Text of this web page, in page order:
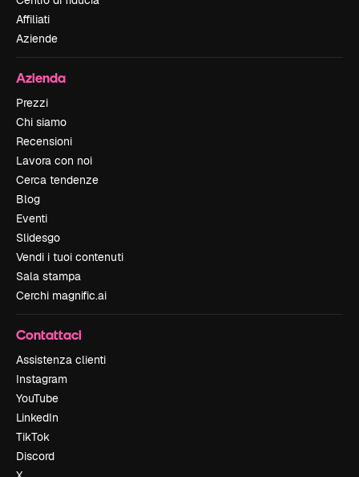
Affiliati
Aziende
Azienda
Prezzi
Chi siamo
Recensioni
Lavora con noi
Cerca tendenze
Blog
Eventi
Slidesgo
Vendi i tuoi contenuti
Sala stampa
Cerchi magnific.ai
Contattaci
Assistenza clienti
Instagram
YouTube
LinkedIn
TikTok
Discord